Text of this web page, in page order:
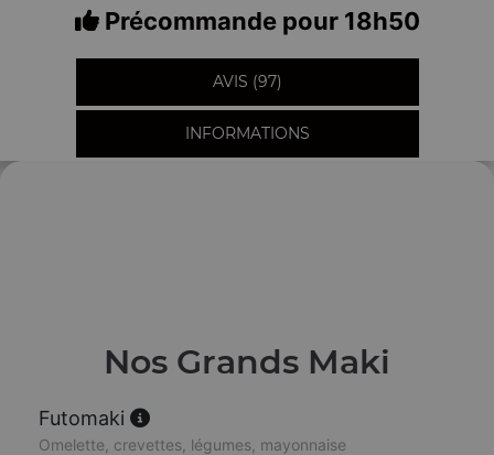
Précommande pour 18h50
AVIS (97)
INFORMATIONS
Nos Grands Maki
Futomaki
Omelette, crevettes, légumes, mayonnaise